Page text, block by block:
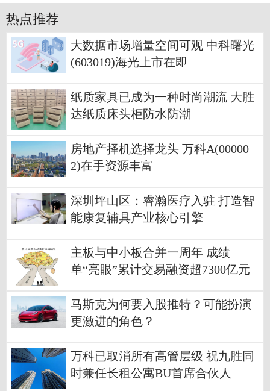
热点推荐
大数据市场增量空间可观 中科曙光
(603019)海光上市在即
纸质家具已成为一种时尚潮流 大胜
达纸质床头柜防水防潮
房地产择机选择龙头 万科A(00000
2)在手资源丰富
深圳坪山区：睿瀚医疗入驻 打造智
能康复辅具产业核心引擎
主板与中小板合并一周年 成绩
单“亮眼”累计交易融资超7300亿元
马斯克为何要入股推特？可能扮演
更激进的角色？
万科已取消所有高管层级 祝九胜同
时兼任长租公寓BU首席合伙人